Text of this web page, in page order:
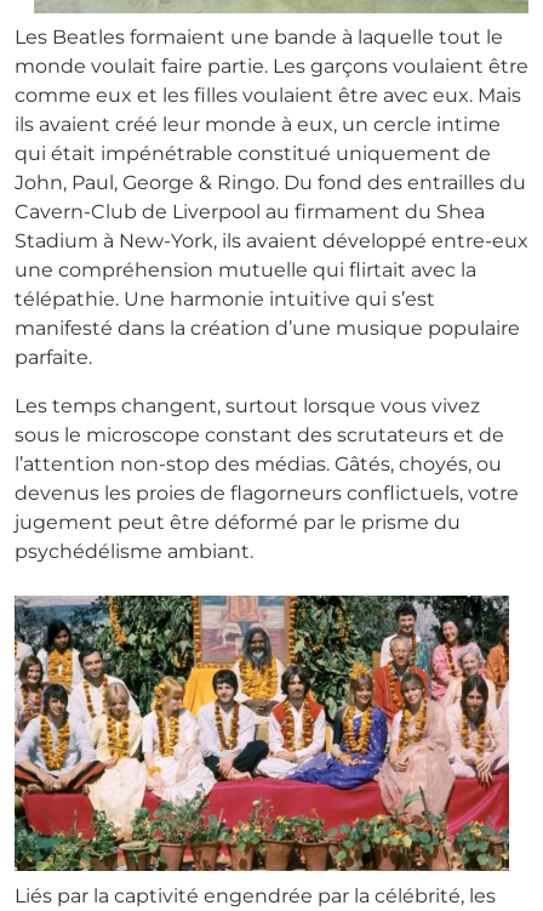
Les Beatles formaient une bande à laquelle tout le
monde voulait faire partie. Les garçons voulaient être
comme eux et les filles voulaient être avec eux. Mais
ils avaient créé leur monde à eux, un cercle intime
qui était impénétrable constitué uniquement de
John, Paul, George & Ringo. Du fond des entrailles du
Cavern-Club de Liverpool au firmament du Shea
Stadium à New-York, ils avaient développé entre-eux
une compréhension mutuelle qui flirtait avec la
télépathie. Une harmonie intuitive qui s’est
manifesté dans la création d’une musique populaire
parfaite.
Les temps changent, surtout lorsque vous vivez
sous le microscope constant des scrutateurs et de
l’attention non-stop des médias. Gâtés, choyés, ou
devenus les proies de flagorneurs conflictuels, votre
jugement peut être déformé par le prisme du
psychédélisme ambiant.
Liés par la captivité engendrée par la célébrité, les